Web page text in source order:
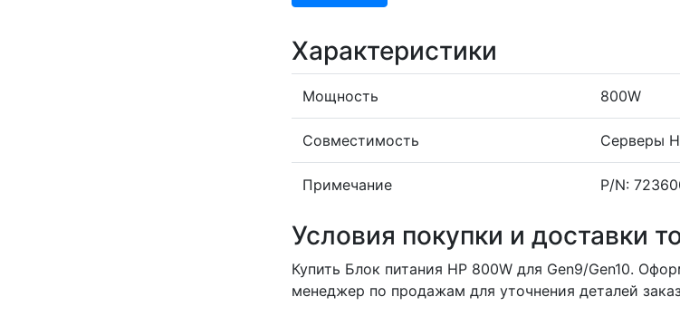
Характеристики
Мощность 800W
Совместимость Серверы
Примечание P/N:
Условия покупки и доставки
Купить Блок питания HP 800W для Gen9/Gen10.
менеджер по продажам для уточнения деталей